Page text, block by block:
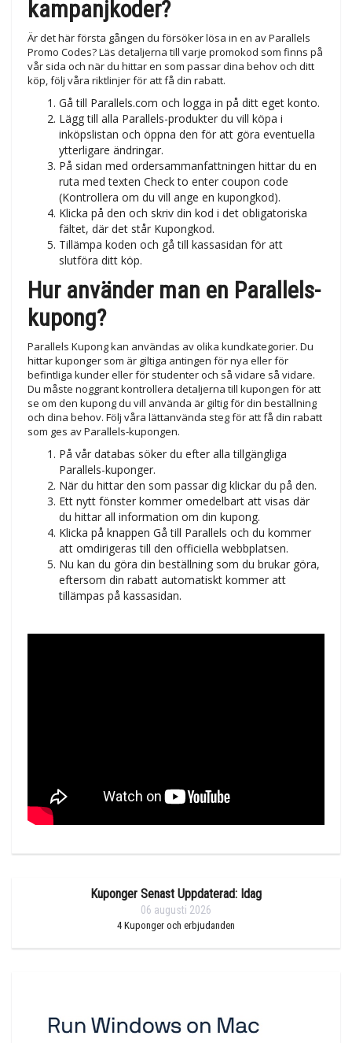
kampanjkoder?
Är det här första gången du försöker lösa in en av Parallels
Promo Codes? Läs detaljerna till varje promokod som finns på
vår sida och när du hittar en som passar dina behov och ditt
köp, följ våra riktlinjer för att få din rabatt.
Gå till Parallels.com och logga in på ditt eget konto.
Lägg till alla Parallels-produkter du vill köpa i
inköpslistan och öppna den för att göra eventuella
ytterligare ändringar.
På sidan med ordersammanfattningen hittar du en
ruta med texten Check to enter coupon code
(Kontrollera om du vill ange en kupongkod).
Klicka på den och skriv din kod i det obligatoriska
fältet, där det står Kupongkod.
Tillämpa koden och gå till kassasidan för att
slutföra ditt köp.
Hur använder man en Parallels-
kupong?
Parallels Kupong kan användas av olika kundkategorier. Du
hittar kuponger som är giltiga antingen för nya eller för
befintliga kunder eller för studenter och så vidare så vidare.
Du måste noggrant kontrollera detaljerna till kupongen för att
se om den kupong du vill använda är giltig för din beställning
och dina behov. Följ våra lättanvända steg för att få din rabatt
som ges av Parallels-kupongen.
På vår databas söker du efter alla tillgängliga
Parallels-kuponger.
När du hittar den som passar dig klickar du på den.
Ett nytt fönster kommer omedelbart att visas där
du hittar all information om din kupong.
Klicka på knappen Gå till Parallels och du kommer
att omdirigeras till den officiella webbplatsen.
Nu kan du göra din beställning som du brukar göra,
eftersom din rabatt automatiskt kommer att
tillämpas på kassasidan.
Kuponger Senast Uppdaterad: Idag
06 augusti 2026
4 Kuponger och erbjudanden